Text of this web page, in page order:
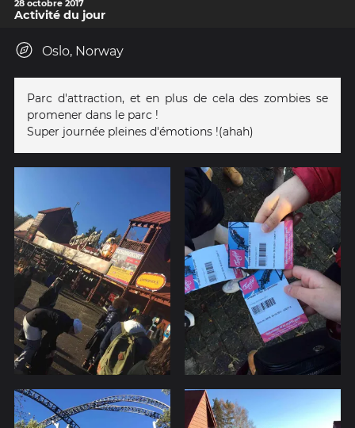
28 octobre 2017
Activité du jour
Oslo, Norway
Parc d'attraction, et en plus de cela des zombies se
promener dans le parc !
Super journée pleines d'émotions !(ahah)